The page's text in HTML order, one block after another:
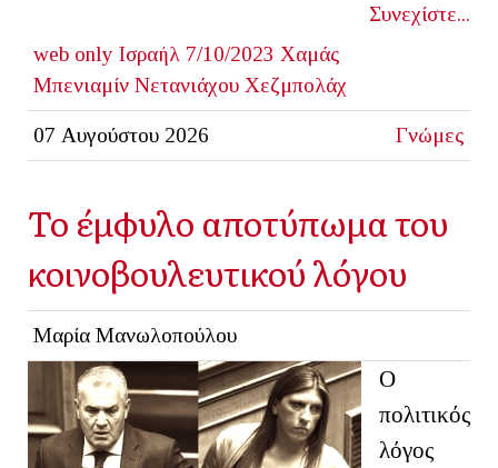
Συνεχίστε...
web only Ισραήλ 7/10/2023 Χαμάς
Μπενιαμίν Νετανιάχου Χεζμπολάχ
07 Αυγούστου 2026 Γνώμες
Το έμφυλο αποτύπωμα του
κοινοβουλευτικού λόγου
Μαρία Μανωλοπούλου
Ο
πολιτικός
λόγος